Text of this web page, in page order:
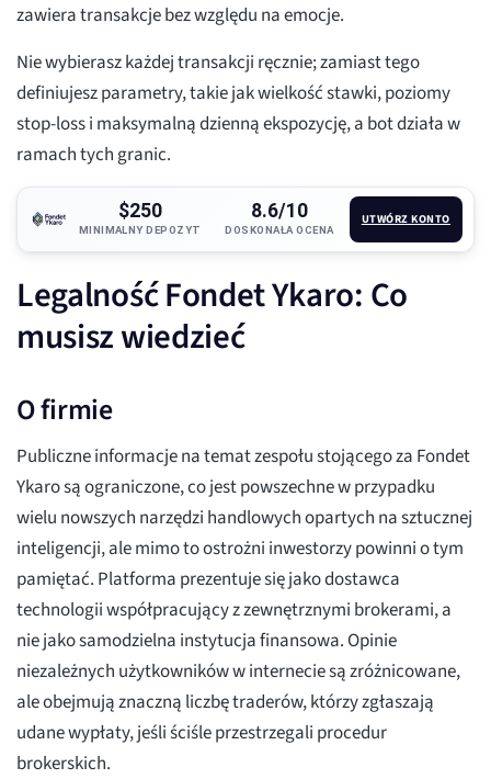
zawiera transakcje bez względu na emocje.
Nie wybierasz każdej transakcji ręcznie; zamiast tego
definiujesz parametry, takie jak wielkość stawki, poziomy
stop-loss i maksymalną dzienną ekspozycję, a bot działa w
ramach tych granic.
$250
MINIMALNY DEPOZYT
8.6/10
DOSKONAŁA OCENA
UTWÓRZ KONTO
Legalność Fondet Ykaro: Co
musisz wiedzieć
O firmie
Publiczne informacje na temat zespołu stojącego za Fondet
Ykaro są ograniczone, co jest powszechne w przypadku
wielu nowszych narzędzi handlowych opartych na sztucznej
inteligencji, ale mimo to ostrożni inwestorzy powinni o tym
pamiętać. Platforma prezentuje się jako dostawca
technologii współpracujący z zewnętrznymi brokerami, a
nie jako samodzielna instytucja finansowa. Opinie
niezależnych użytkowników w internecie są zróżnicowane,
ale obejmują znaczną liczbę traderów, którzy zgłaszają
udane wypłaty, jeśli ściśle przestrzegali procedur
brokerskich.